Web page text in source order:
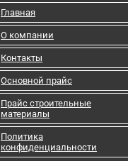
Главная
О компании
Контакты
Основной прайс
Прайс строительные
материалы
Политика
конфиденциальности